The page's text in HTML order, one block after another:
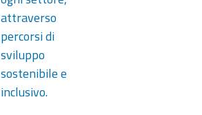
attraverso
percorsi di
sviluppo
sostenibile e
inclusivo.